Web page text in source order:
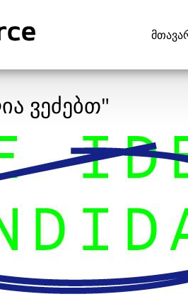
ვეძებთ"